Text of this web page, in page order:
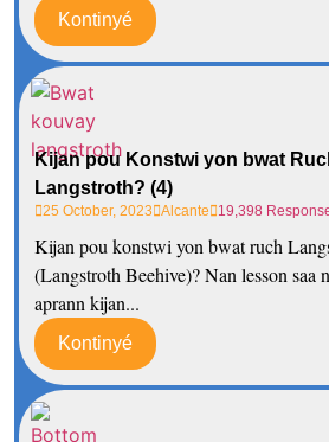
Kontinyé
Kijan pou Konstwi yon bwat
Langstroth? (4)
25 October, 2023 Alcante 19,398
Kijan pou konstwi yon bwat ruch
(Langstroth Beehive)? Nan lesson saa
aprann kijan...
Kontinyé